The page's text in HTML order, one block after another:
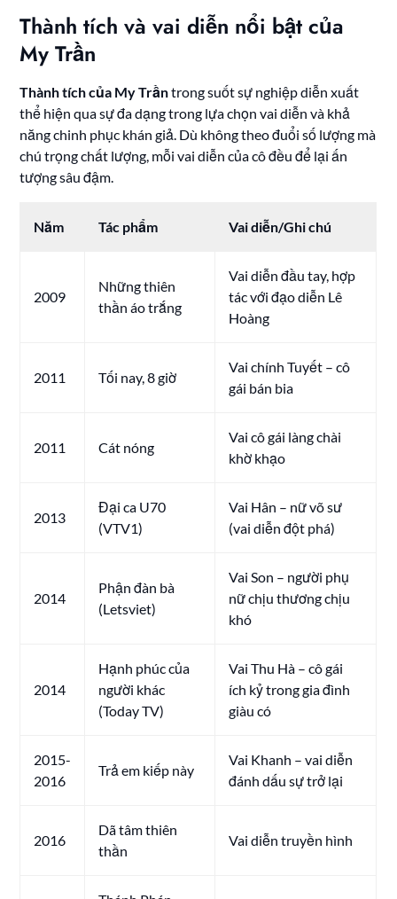
Thành tích và vai diễn nổi bật của
My Trần
Thành tích của My Trầntrong suốt sự nghiệp diễn xuất
thể hiện qua sự đa dạng trong lựa chọn vai diễn và khả
năng chinh phục khán giả. Dù không theo đuổi số lượng mà
chú trọng chất lượng, mỗi vai diễn của cô đều để lại ấn
tượng sâu đậm.
Năm Tác phẩm Vai diễn/Ghi chú
2009
Những thiên
thần áo trắng
Vai diễn đầu tay, hợp
tác với đạo diễn Lê
Hoàng
2011 Tối nay, 8 giờ
Vai chính Tuyết – cô
gái bán bia
2011 Cát nóng
Vai cô gái làng chài
khờ khạo
2013
Đại ca U70
(VTV1)
Vai Hân – nữ võ sư
(vai diễn đột phá)
2014
Phận đàn bà
(Letsviet)
Vai Son – người phụ
nữ chịu thương chịu
khó
2014
Hạnh phúc của
người khác
(Today TV)
Vai Thu Hà – cô gái
ích kỷ trong gia đình
giàu có
2015-
2016
Trả em kiếp này
Vai Khanh – vai diễn
đánh dấu sự trở lại
2016
Dã tâm thiên
thần
Vai diễn truyền hình